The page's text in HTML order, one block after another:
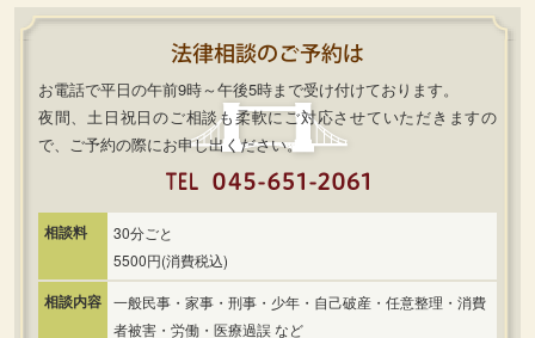
お電話で平日の午前9時～午後5時まで受け付けております。
夜間、土日祝日のご相談も柔軟にご対応させていただきますの
で、ご予約の際にお申し出ください。
相談料
30分ごと
5500円(消費税込)
相談内容 一般民事・家事・刑事・少年・自己破産・任意整理・消費
者被害・労働・医療過誤 など